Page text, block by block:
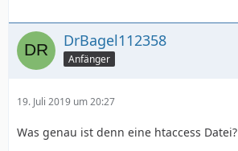
DrBagel112358
Anfänger
19. Juli 2019 um 20:27
Was genau ist denn eine htaccess Datei?